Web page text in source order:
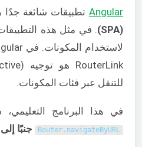
Angularتطبيقات شائعة جدًا
(SPA) . في مثل هذه
لاستخدام المكونات. في Angular، تحتاج إلى استخدام
RouterLink هو توجيه (directive)، ويوفر
للتنقل عبر فئات المكونات.
في هذا البرنامج
Router . navigateByURL جنبًا